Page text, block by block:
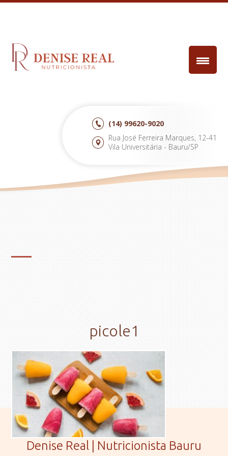
(14) 99620-9020
Rua José Ferreira Marques, 12-41
Vila Universitária - Bauru/SP
picole1
Denise Real | Nutricionista Bauru